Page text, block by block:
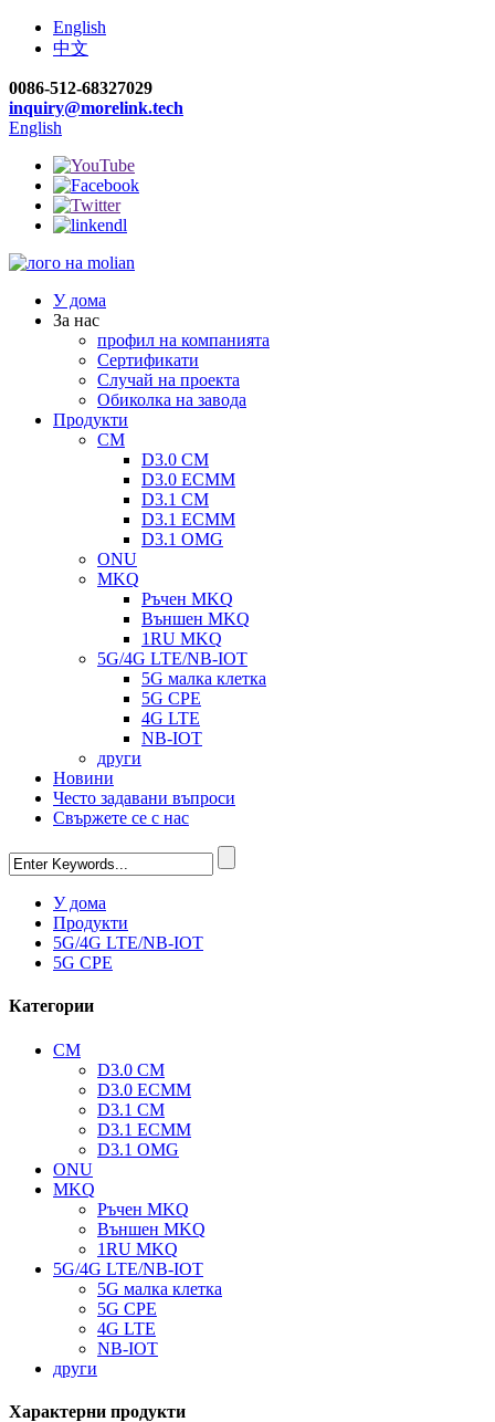
English
中文
0086-512-68327029
inquiry@morelink.tech
English
У дома
За нас
профил на компанията
Сертификати
Случай на проекта
Обиколка на завода
Продукти
CM
D3.0 CM
D3.0 ECMM
D3.1 CM
D3.1 ECMM
D3.1 OMG
ONU
MKQ
Ръчен MKQ
Външен MKQ
1RU MKQ
5G/4G LTE/NB-IOT
5G малка клетка
5G CPE
4G LTE
NB-IOT
други
Новини
Често задавани въпроси
Свържете се с нас
У дома
Продукти
5G/4G LTE/NB-IOT
5G CPE
Категории
CM
D3.0 CM
D3.0 ECMM
D3.1 CM
D3.1 ECMM
D3.1 OMG
ONU
MKQ
Ръчен MKQ
Външен MKQ
1RU MKQ
5G/4G LTE/NB-IOT
5G малка клетка
5G CPE
4G LTE
NB-IOT
други
Характерни продукти